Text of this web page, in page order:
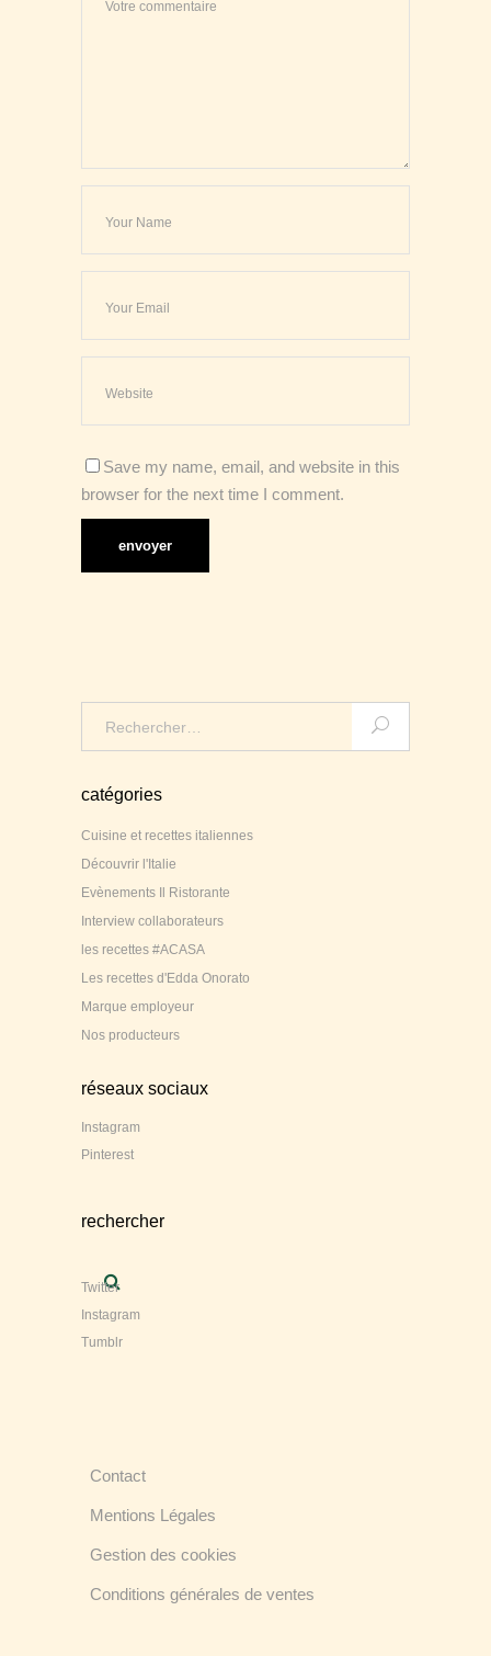
Save my name, email, and website in this
browser for the next time I comment.
catégories
Cuisine et recettes italiennes
Découvrir l'Italie
Evènements Il Ristorante
Interview collaborateurs
les recettes #ACASA
Les recettes d'Edda Onorato
Marque employeur
Nos producteurs
réseaux sociaux
Instagram
Pinterest
rechercher
Twitter
Instagram
Tumblr
Contact
Mentions Légales
Gestion des cookies
Conditions générales de ventes